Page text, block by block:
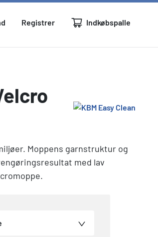
Registrer Indkøbspalle
Moppens garnstruktur og
med lav